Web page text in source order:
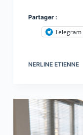
Partager :
Telegram
NERLINE ETIENNE